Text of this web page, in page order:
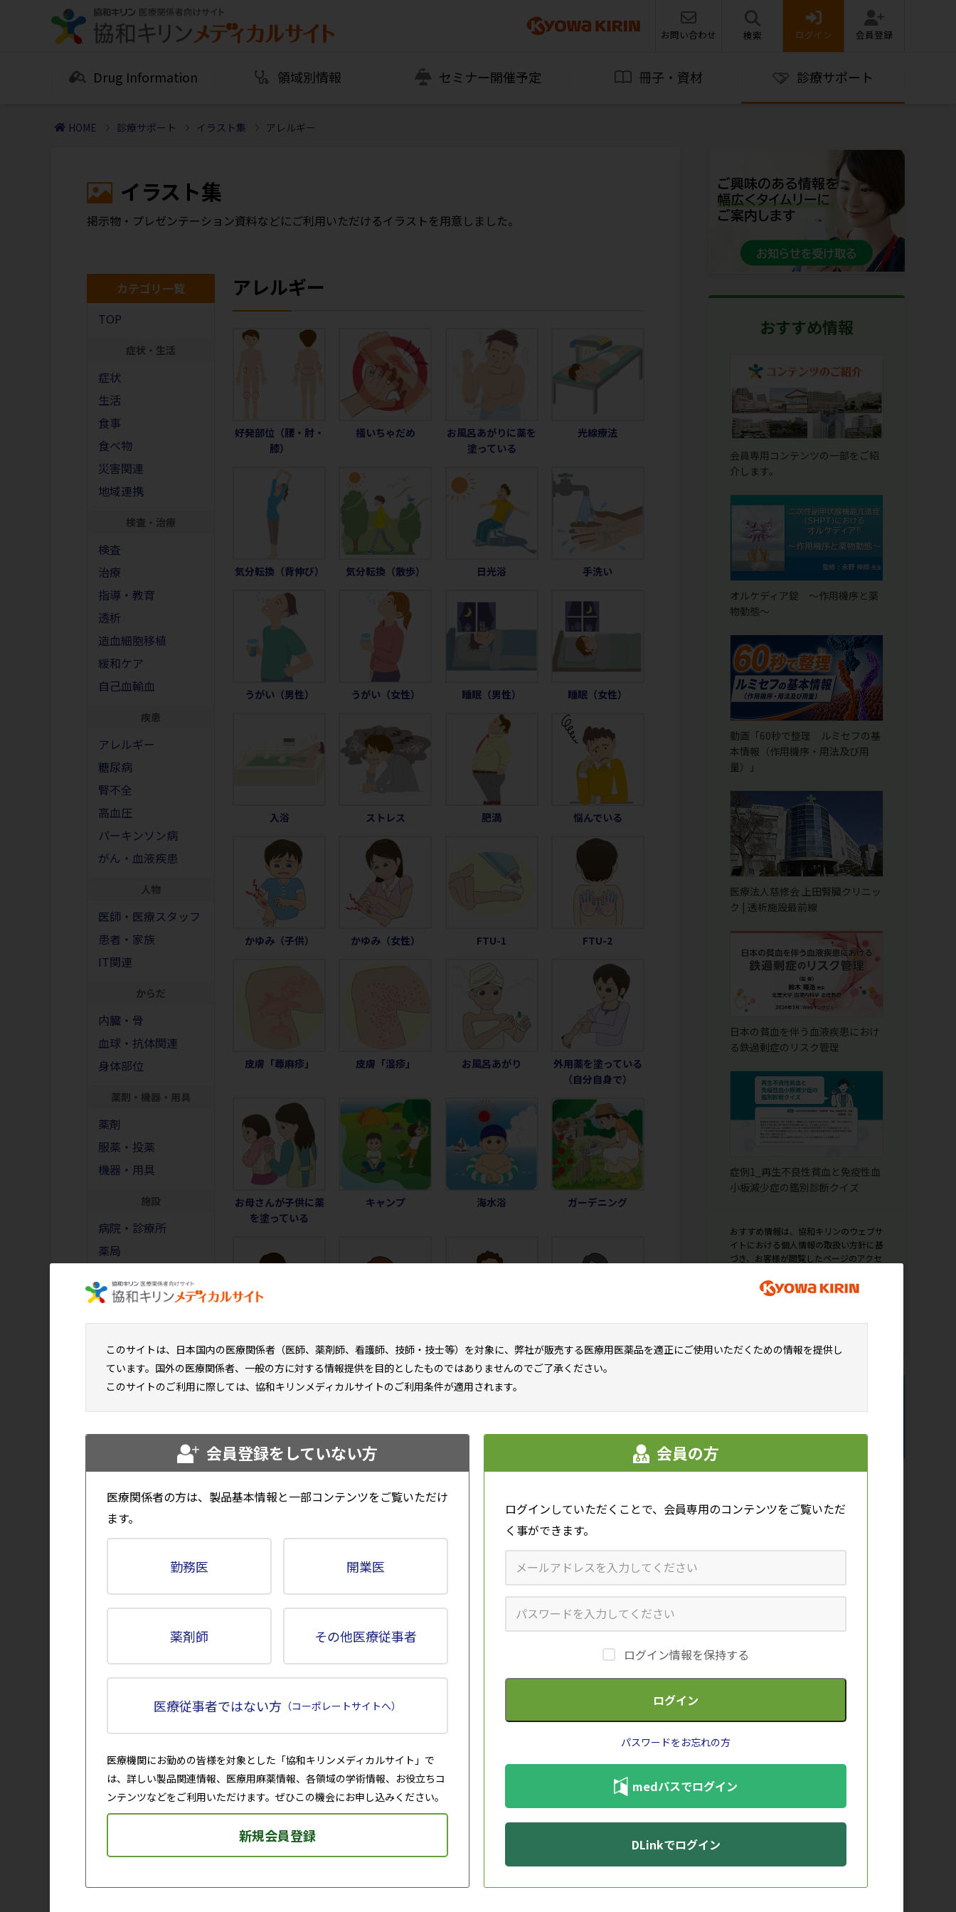
お問い合わせ 検索 ログイン 会員登録
Drug Information 領域別情報 セミナー開催予定 冊子・資材 診療サポート
HOME 診療サポート イラスト集 アレルギー
イラスト集
掲示物・プレゼンテーション資料などにご利用いただけるイラストを用意しました。
カテゴリ一覧
TOP
症状・生活
症状
生活
食事
食べ物
災害関連
地域連携
検査・治療
検査
治療
指導・教育
透析
造血細胞移植
緩和ケア
自己血輸血
疾患
アレルギー
糖尿病
腎不全
高血圧
パーキンソン病
がん・血液疾患
人物
医師・医療スタッフ
患者・家族
IT関連
からだ
内臓・骨
血球・抗体関連
身体部位
薬剤・機器・用具
薬剤
服薬・投薬
機器・用具
施設
病院・診療所
薬局
テンプレート
ご利用条件
ダウンロード方法
アレルギー
好発部位（腰・肘・
膝）
掻いちゃだめ
お風呂あがりに薬を
塗っている
光線療法
気分転換（背伸び） 気分転換（散歩） 日光浴 手洗い
うがい（男性） うがい（女性） 睡眠（男性） 睡眠（女性）
入浴 ストレス 肥満 悩んでいる
かゆみ（子供） かゆみ（女性） FTU-1 FTU-2
皮膚「蕁麻疹」 皮膚「湿疹」 お風呂あがり
外用薬を塗っている
（自分自身で）
お母さんが子供に薬
を塗っている
キャンプ 海水浴 ガーデニング
（アニメGIF）
（アニメGIF）
メGIF）
メGIF）
メGIF）
（アニメGIF）
目のかゆみ（男性）
（アニメGIF）
目のかゆみ（女性）
（アニメGIF）
花粉予報1（アニメ
GIF）
花粉予報2（アニメ
GIF）
おすすめ情報
会員専用コンテンツの一部をご紹
介します。
オルケディア錠 ～作用機序と薬
物動態～
動画「60秒で整理 ルミセフの基
本情報（作用機序・用法及び用
量）」
医療法人慈修会 上田腎臓クリニッ
ク | 透析施設最前線
日本の貧血を伴う血液疾患におけ
る鉄過剰症のリスク管理
症例1_再生不良性貧血と免疫性血
小板減少症の鑑別診断クイズ
おすすめ情報は、協和キリンのウェブサ
イトにおける個人情報の取扱い方針に基
づき、お客様が閲覧したページのアクセ
動的に表示しています。
そのため、現在ご覧いただいているペー
ございません。
このサイトは、日本国内の医療関係者（医師、薬剤師、看護師、技師・技士等）を対象に、弊社が販売する医療用医薬品を適正にご使用いただくための情報を提供し
ています。国外の医療関係者、一般の方に対する情報提供を目的としたものではありませんのでご了承ください。
このサイトのご利用に際しては、協和キリンメディカルサイトのご利用条件が適用されます。
会員登録をしていない方
医療関係者の方は、製品基本情報と一部コンテンツをご覧いただけ
ます。
勤務医 開業医
薬剤師 その他医療従事者
医療従事者ではない方 （コーポレートサイトへ）
医療機関にお勤めの皆様を対象とした「協和キリンメディカルサイト」で
は、詳しい製品関連情報、医療用麻薬情報、各領域の学術情報、お役立ちコ
ンテンツなどをご利用いただけます。ぜひこの機会にお申し込みください。
新規会員登録
会員の方
ログインしていただくことで、会員専用のコンテンツをご覧いただ
く事ができます。
ログイン情報を保持する
パスワードをお忘れの方
medパスでログイン
DLinkでログイン